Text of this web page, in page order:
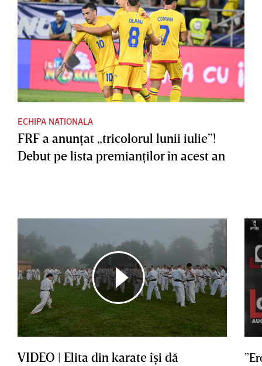
ECHIPA NATIONALA
FRF a anunţat „tricolorul lunii iulie”!
Debut pe lista premianţilor în acest an
VIDEO | Elita din karate îşi dă